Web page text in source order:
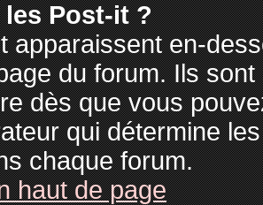
Post-it ?
apparaissent en-
du forum. Ils
dès que vous
qui détermine
chaque forum.
haut de page